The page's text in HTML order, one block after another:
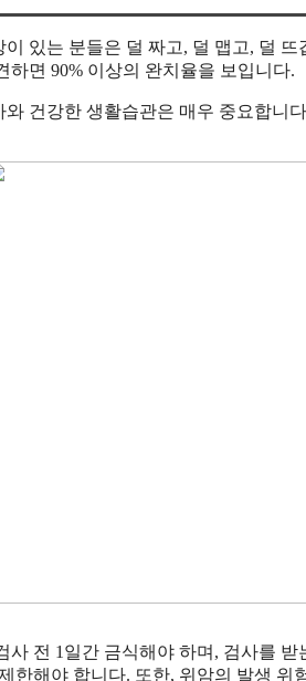
있는 분들은 덜 짜고, 덜 맵고, 덜
하면 90% 이상의 완치율을 보입니다.
건강한 생활습관은 매우 중요합니
사 전 1일간 금식해야 하며, 검사를
한해야 합니다. 또한, 위암의 발생